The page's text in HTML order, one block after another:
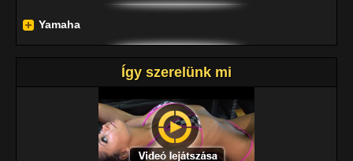
Yamaha
Így szerelünk mi